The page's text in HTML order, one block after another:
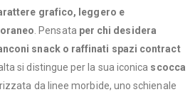
grafico, leggero e
. Pensata per chi desidera
snack o raffinati spazi contract
si distingue per la sua iconica scocca
da linee morbide, uno schienale